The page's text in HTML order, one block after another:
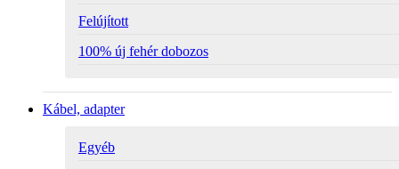
Felújított
100% új fehér dobozos
Kábel, adapter
Egyéb